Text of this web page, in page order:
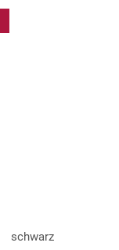
schwarz